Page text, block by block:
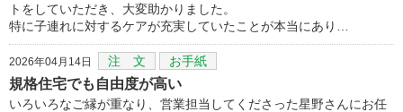
トをしていただき、大変助かりました。
特に子連れに対するケアが充実していたことが本当にあり…
2026年04月14日 注 文 お手紙
規格住宅でも自由度が高い
いろいろなご縁が重なり、営業担当してくださった星野さんにお任